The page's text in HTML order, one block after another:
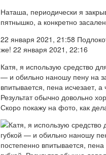
Наташа, периодически я
пятнышко, а конкретно
22 января 2021, 21:58
же! 22 января 2021, 22:16
Катя, я использую средство
— и обильно наношу пену на
впитывается, пена исчезает,
Результат обычно довольно
Скоро покажу на фото, как